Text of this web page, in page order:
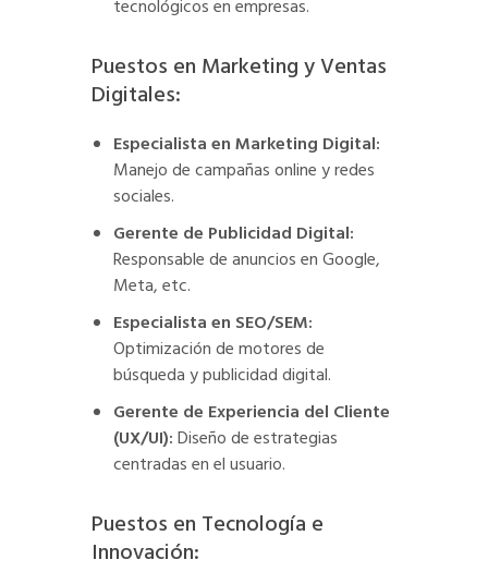
tecnológicos en empresas.
Puestos en Marketing y Ventas
Digitales:
Especialista en Marketing Digital:
Manejo de campañas online y redes
sociales.
Gerente de Publicidad Digital:
Responsable de anuncios en Google,
Meta, etc.
Especialista en SEO/SEM:
Optimización de motores de
búsqueda y publicidad digital.
Gerente de Experiencia del Cliente
(UX/UI):Diseño de estrategias
centradas en el usuario.
Puestos en Tecnología e
Innovación: